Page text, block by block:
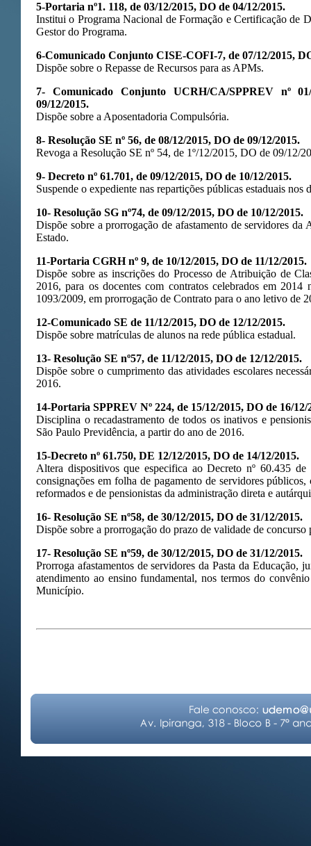
5-Portaria nº1. 118, de 03/12/2015, DO de 04/12/2015.
Institui o Programa Nacional de Formação e Certificação de
Gestor do Programa.
6-Comunicado Conjunto CISE-COFI-7, de 07/12/2015,
Dispõe sobre o Repasse de Recursos para as APMs.
7- Comunicado Conjunto UCRH/CA/SPPREV nº
09/12/2015.
Dispõe sobre a Aposentadoria Compulsória.
8- Resolução SE nº 56, de 08/12/2015, DO de 09/12/2015.
Revoga a Resolução SE nº 54, de 1º/12/2015, DO de 09/12/
9- Decreto nº 61.701, de 09/12/2015, DO de 10/12/2015.
Suspende o expediente nas repartições públicas estaduais nos
10- Resolução SG nº74, de 09/12/2015, DO de 10/12/2015.
Dispõe sobre a prorrogação de afastamento de servidores
Estado.
11-Portaria CGRH nº 9, de 10/12/2015, DO de 11/12/2015.
Dispõe sobre as inscrições do Processo de Atribuição de
2016, para os docentes com contratos celebrados em 2014
1093/2009, em prorrogação de Contrato para o ano letivo de
12-Comunicado SE de 11/12/2015, DO de 12/12/2015.
Dispõe sobre matrículas de alunos na rede pública estadual.
13- Resolução SE nº57, de 11/12/2015, DO de 12/12/2015.
Dispõe sobre o cumprimento das atividades escolares
2016.
14-Portaria SPPREV Nº 224, de 15/12/2015, DO de 16/12/
Disciplina o recadastramento de todos os inativos e
São Paulo Previdência, a partir do ano de 2016.
15-Decreto nº 61.750, DE 12/12/2015, DO de 14/12/2015.
Altera dispositivos que especifica ao Decreto nº 60.435
consignações em folha de pagamento de servidores
reformados e de pensionistas da administração direta e
16- Resolução SE nº58, de 30/12/2015, DO de 31/12/2015.
Dispõe sobre a prorrogação do prazo de validade de concurso
17- Resolução SE nº59, de 30/12/2015, DO de 31/12/2015.
Prorroga afastamentos de servidores da Pasta da Educação,
atendimento ao ensino fundamental, nos termos do
Município.